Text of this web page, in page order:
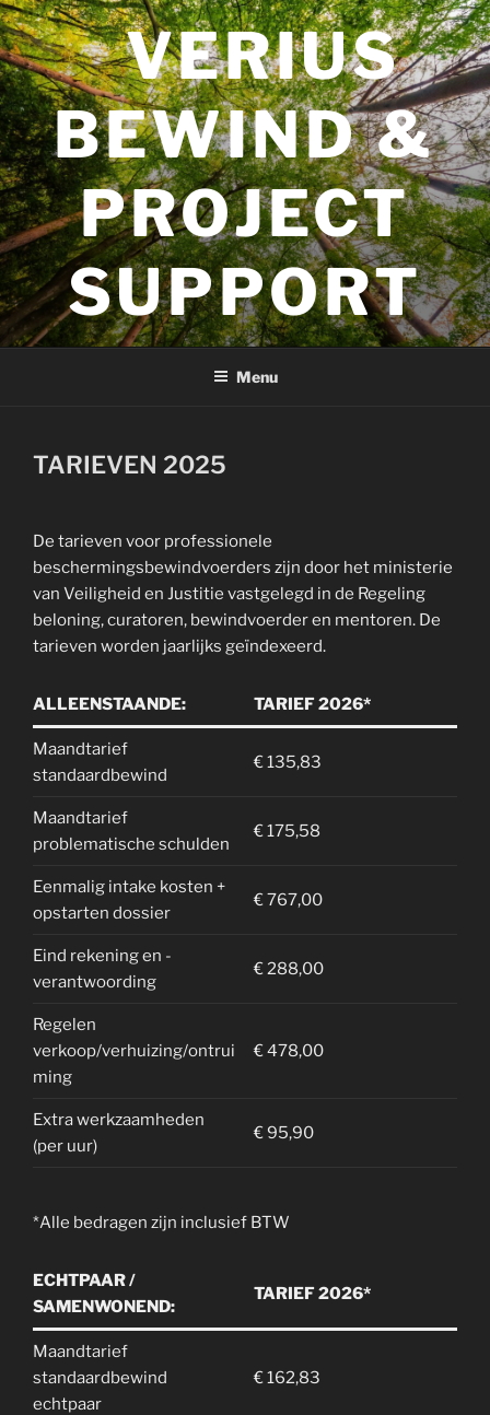
Ga
naar
de
inhoud
VERIUS
BEWIND &
PROJECT
SUPPORT
Menu
TARIEVEN 2025
De tarieven voor professionele
beschermingsbewindvoerders zijn door het ministerie
van Veiligheid en Justitie vastgelegd in de Regeling
beloning, curatoren, bewindvoerder en mentoren. De
tarieven worden jaarlijks geïndexeerd.
ALLEENSTAANDE: TARIEF 2026*
Maandtarief
standaardbewind
€ 135,83
Maandtarief
problematische schulden
€ 175,58
Eenmalig intake kosten +
opstarten dossier
€ 767,00
Eind rekening en -
verantwoording
€ 288,00
Regelen
verkoop/verhuizing/ontrui
ming
€ 478,00
Extra werkzaamheden
(per uur)
€ 95,90
*Alle bedragen zijn inclusief BTW
ECHTPAAR /
SAMENWONEND:
TARIEF 2026*
Maandtarief
standaardbewind
echtpaar
€ 162,83